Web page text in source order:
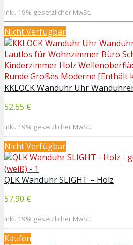
inkl. 19% gesetzlicher MwSt.
Nicht Verfügbar
KKLOCK Wanduhr Uhr
52,55 €
inkl. 19% gesetzlicher MwSt.
Nicht Verfügbar
QLK Wanduhr SLIGHT – Holz
57,90 €
inkl. 19% gesetzlicher MwSt.
Kaufen